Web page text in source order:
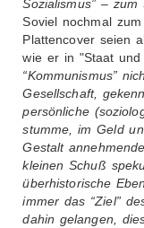
Sozialismus” –
Soviel nochmal
Plattencover seien
wie er in "Staat
“Kommunismus”
Gesellschaft,
persönliche
stumme, im Geld
Gestalt
kleinen Schuß
überhistorische
immer das “Ziel”
dahin gelangen,